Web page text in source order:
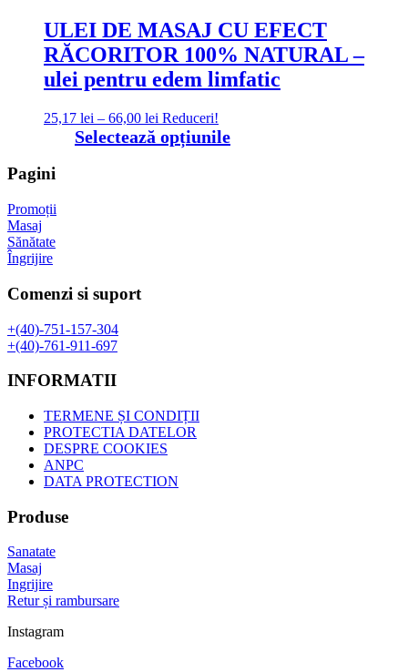
ULEI DE MASAJ CU EFECT
RĂCORITOR 100% NATURAL –
ulei pentru edem limfatic
25,17 lei – 66,00 lei Interval
de
prețuri:
Reduceri!
Selectează opțiunile
Pagini
Promoții
Masaj
Sănătate
Îngrijire
Comenzi si suport
+(40)-751-157-304
+(40)-761-911-697
INFORMATII
TERMENE ȘI CONDIȚII
PROTECTIA DATELOR
DESPRE COOKIES
ANPC
DATA PROTECTION
Produse
Sanatate
Masaj
Ingrijire
Retur și rambursare
Instagram
Facebook